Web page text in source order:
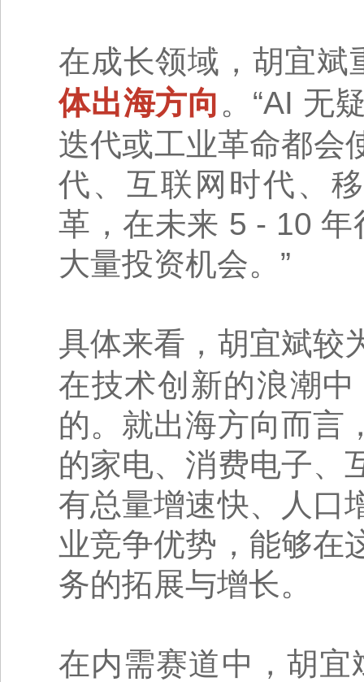
在成长领域，胡宜
体出海方向 。“AI 无
迭代或工业革命都会
代、互联网时代、
革，在未来 5 - 10
大量投资机会。”
具体来看，胡宜斌较
在技术创新的浪潮
的。就出海方向而言
的家电、消费电子、
有总量增速快、人口
业竞争优势，能够在
务的拓展与增长。
在内需赛道中，胡宜